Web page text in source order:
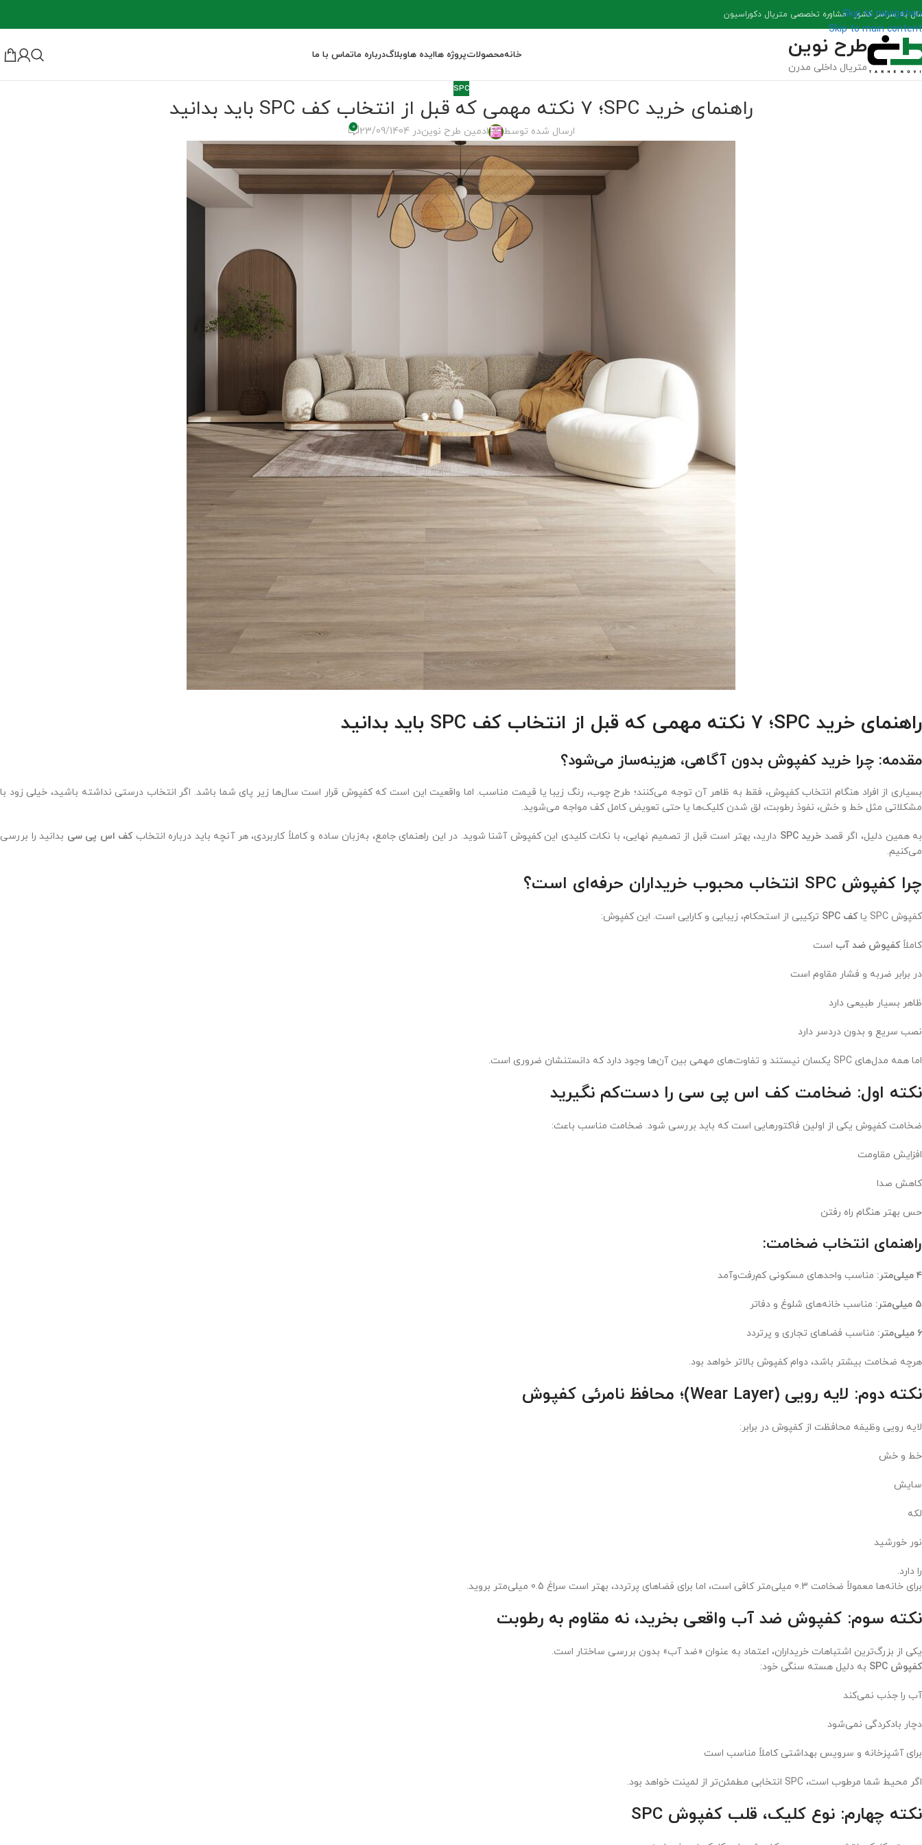
Skip to navigation
Skip to main content
به سراسر کشور - مشاوره تخصصی متریال دکوراسیون
طرح نوین
متریال داخلی مدرن
خانهمحصولاتپروژه هاایده هاوبلاگدرباره ماتماس با ما
SPC
راهنمای خرید SPC؛ ۷ نکته مهمی که قبل از انتخاب کف SPC باید بدانید
ارسال شده توسط ادمین طرح نویندر 23/09/1404 0
راهنمای خرید SPC؛ ۷ نکته مهمی که قبل از انتخاب کف SPC باید بدانید
مقدمه: چرا خرید کفپوش بدون آگاهی، هزینه‌ساز می‌شود؟
بسیاری از افراد هنگام انتخاب کفپوش، فقط به ظاهر آن توجه می‌کنند؛ طرح چوب، رنگ زیبا یا قیمت مناسب. اما واقعیت این است که کفپوش قرار است سال‌ها زیر پای شما باشد. اگر انتخاب درستی نداشته باشید، خیلی زود با
مشکلاتی مثل خط و خش، نفوذ رطوبت، لق شدن کلیک‌ها یا حتی تعویض کامل کف مواجه می‌شوید.
به همین دلیل، اگر قصد خرید SPC دارید، بهتر است قبل از تصمیم نهایی، با نکات کلیدی این کفپوش آشنا شوید. در این راهنمای جامع، به‌زبان ساده و کاملاً کاربردی، هر آنچه باید درباره انتخابکف اس پی سی بدانید را بررسی
می‌کنیم.
چرا کفپوش SPC انتخاب محبوب خریداران حرفه‌ای است؟
کفپوش SPC یا کف SPC ترکیبی از استحکام، زیبایی و کارایی است. این کفپوش:
کاملاًکفپوش ضد آب است
در برابر ضربه و فشار مقاوم است
ظاهر بسیار طبیعی دارد
نصب سریع و بدون دردسر دارد
اما همه مدل‌های SPC یکسان نیستند و تفاوت‌های مهمی بین آن‌ها وجود دارد که دانستنشان ضروری است.
نکته اول: ضخامت کف اس پی سی را دست‌کم نگیرید
ضخامت کفپوش یکی از اولین فاکتورهایی است که باید بررسی شود. ضخامت مناسب باعث:
افزایش مقاومت
کاهش صدا
حس بهتر هنگام راه رفتن
راهنمای انتخاب ضخامت:
۴ میلی‌متر: مناسب واحدهای مسکونی کم‌رفت‌وآمد
۵ میلی‌متر: مناسب خانه‌های شلوغ و دفاتر
۶ میلی‌متر: مناسب فضاهای تجاری و پرتردد
هرچه ضخامت بیشتر باشد، دوام کفپوش بالاتر خواهد بود.
نکته دوم: لایه رویی (Wear Layer)؛ محافظ نامرئی کفپوش
لایه رویی وظیفه محافظت از کفپوش در برابر:
خط و خش
سایش
لکه
نور خورشید
را دارد.
برای خانه‌ها معمولاً ضخامت 0.3 میلی‌متر کافی است، اما برای فضاهای پرتردد، بهتر است سراغ 0.5 میلی‌متر بروید.
نکته سوم: کفپوش ضد آب واقعی بخرید، نه مقاوم به رطوبت
یکی از بزرگ‌ترین اشتباهات خریداران، اعتماد به عنوان «ضد آب» بدون بررسی ساختار است.
کفپوش SPC
به دلیل هسته سنگی خود:
آب را جذب نمی‌کند
دچار بادکردگی نمی‌شود
برای آشپزخانه و سرویس بهداشتی کاملاً مناسب است
اگر محیط شما مرطوب است، SPC انتخابی مطمئن‌تر از لمینت خواهد بود.
نکته چهارم: نوع کلیک، قلب کفپوش SPC